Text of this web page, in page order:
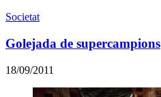
Societat
Golejada de supercampions
18/09/2011